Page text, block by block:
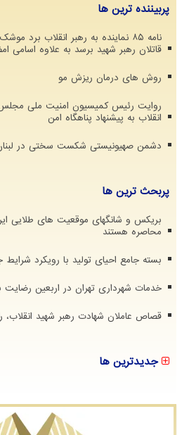
پربیننده ترین ها
نامه ۸۵ نماینده به رهبر انقلاب برد
قاتلان رهبر شهید برسد به علاوه اسامی
روش های درمان ریزش مو
روایت رئیس کمیسیون امنیت ملی مجلس
انقلاب به پیشنهاد پناهگاه امن
دشمن صهیونیستی شکست سختی در
پربحث ترین ها
بریکس و شانگهای موقعیت های طلایی
محاصره هستند
بسته جامع احیای تولید با رویکرد
خدمات شهرداری تهران در اربعین
قصاص عاملان شهادت رهبر شهید انقلاب،
جدیدترین ها